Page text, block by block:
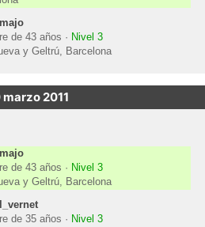
de 43 años · Nivel 3
y Geltrú, Barcelona
marzo 2011
de 43 años · Nivel 3
y Geltrú, Barcelona
de 35 años · Nivel 3